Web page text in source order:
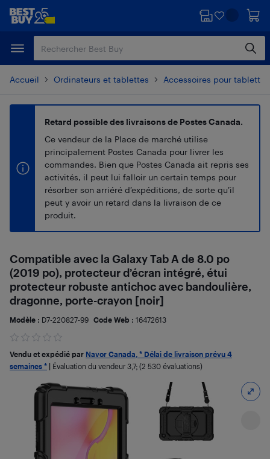
Passer
principal
Passer
Accueil Ordinateurs et tablettes Accessoires pour tablette
Retard possible des livraisons de Postes Canada.
Ce vendeur de la Place de marché utilise
principalement Postes Canada pour livrer les
commandes. Bien que Postes Canada ait repris ses
activités, il peut lui falloir un certain temps pour
résorber son arriéré d’expéditions, de sorte qu’il
peut y avoir un retard dans la livraison de ce
produit.
Compatible avec la Galaxy Tab A de 8.0 po
(2019 po), protecteur d’écran intégré, étui
protecteur robuste antichoc avec bandoulière,
dragonne, porte-crayon [noir]
Modèle : D7-220827-99 Code Web : 16472613
Vendu et expédié par Navor Canada, * Délai de livraison prévu 4
semaines *
Évaluation du vendeur 3,7; (2 530 évaluations)